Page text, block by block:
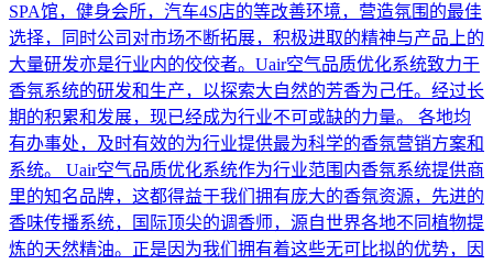
SPA馆，健身会所，汽车4S店的等改善环境，营造氛围的最佳
选择，同时公司对市场不断拓展，积极进取的精神与产品上的
大量研发亦是行业内的佼佼者。Uair空气品质优化系统致力于
香氛系统的研发和生产，以探索大自然的芳香为己任。经过长
期的积累和发展，现已经成为行业不可或缺的力量。 各地均
有办事处，及时有效的为行业提供最为科学的香氛营销方案和
系统。 Uair空气品质优化系统作为行业范围内香氛系统提供商
里的知名品牌，这都得益于我们拥有庞大的香氛资源，先进的
香味传播系统，国际顶尖的调香师，源自世界各地不同植物提
炼的天然精油。正是因为我们拥有着这些无可比拟的优势，因